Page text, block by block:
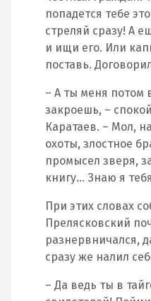
попадется тебе
стреляй сразу! А
и ищи его. Или
поставь.
– А ты меня потом
закроешь, –
Каратаев. – Мол,
охоты, злостное
промысел зверя,
книгу… Знаю я
При этих словах
Прелясковский
разнервничался,
сразу же налил
– Да ведь ты в